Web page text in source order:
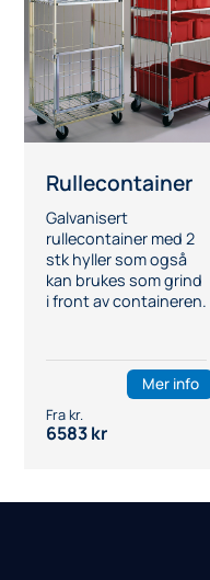
Rullecontainer
Galvanisert
rullecontainer med 2
stk hyller som også
kan brukes som grind
i front av containeren.
6583kr
Mer info